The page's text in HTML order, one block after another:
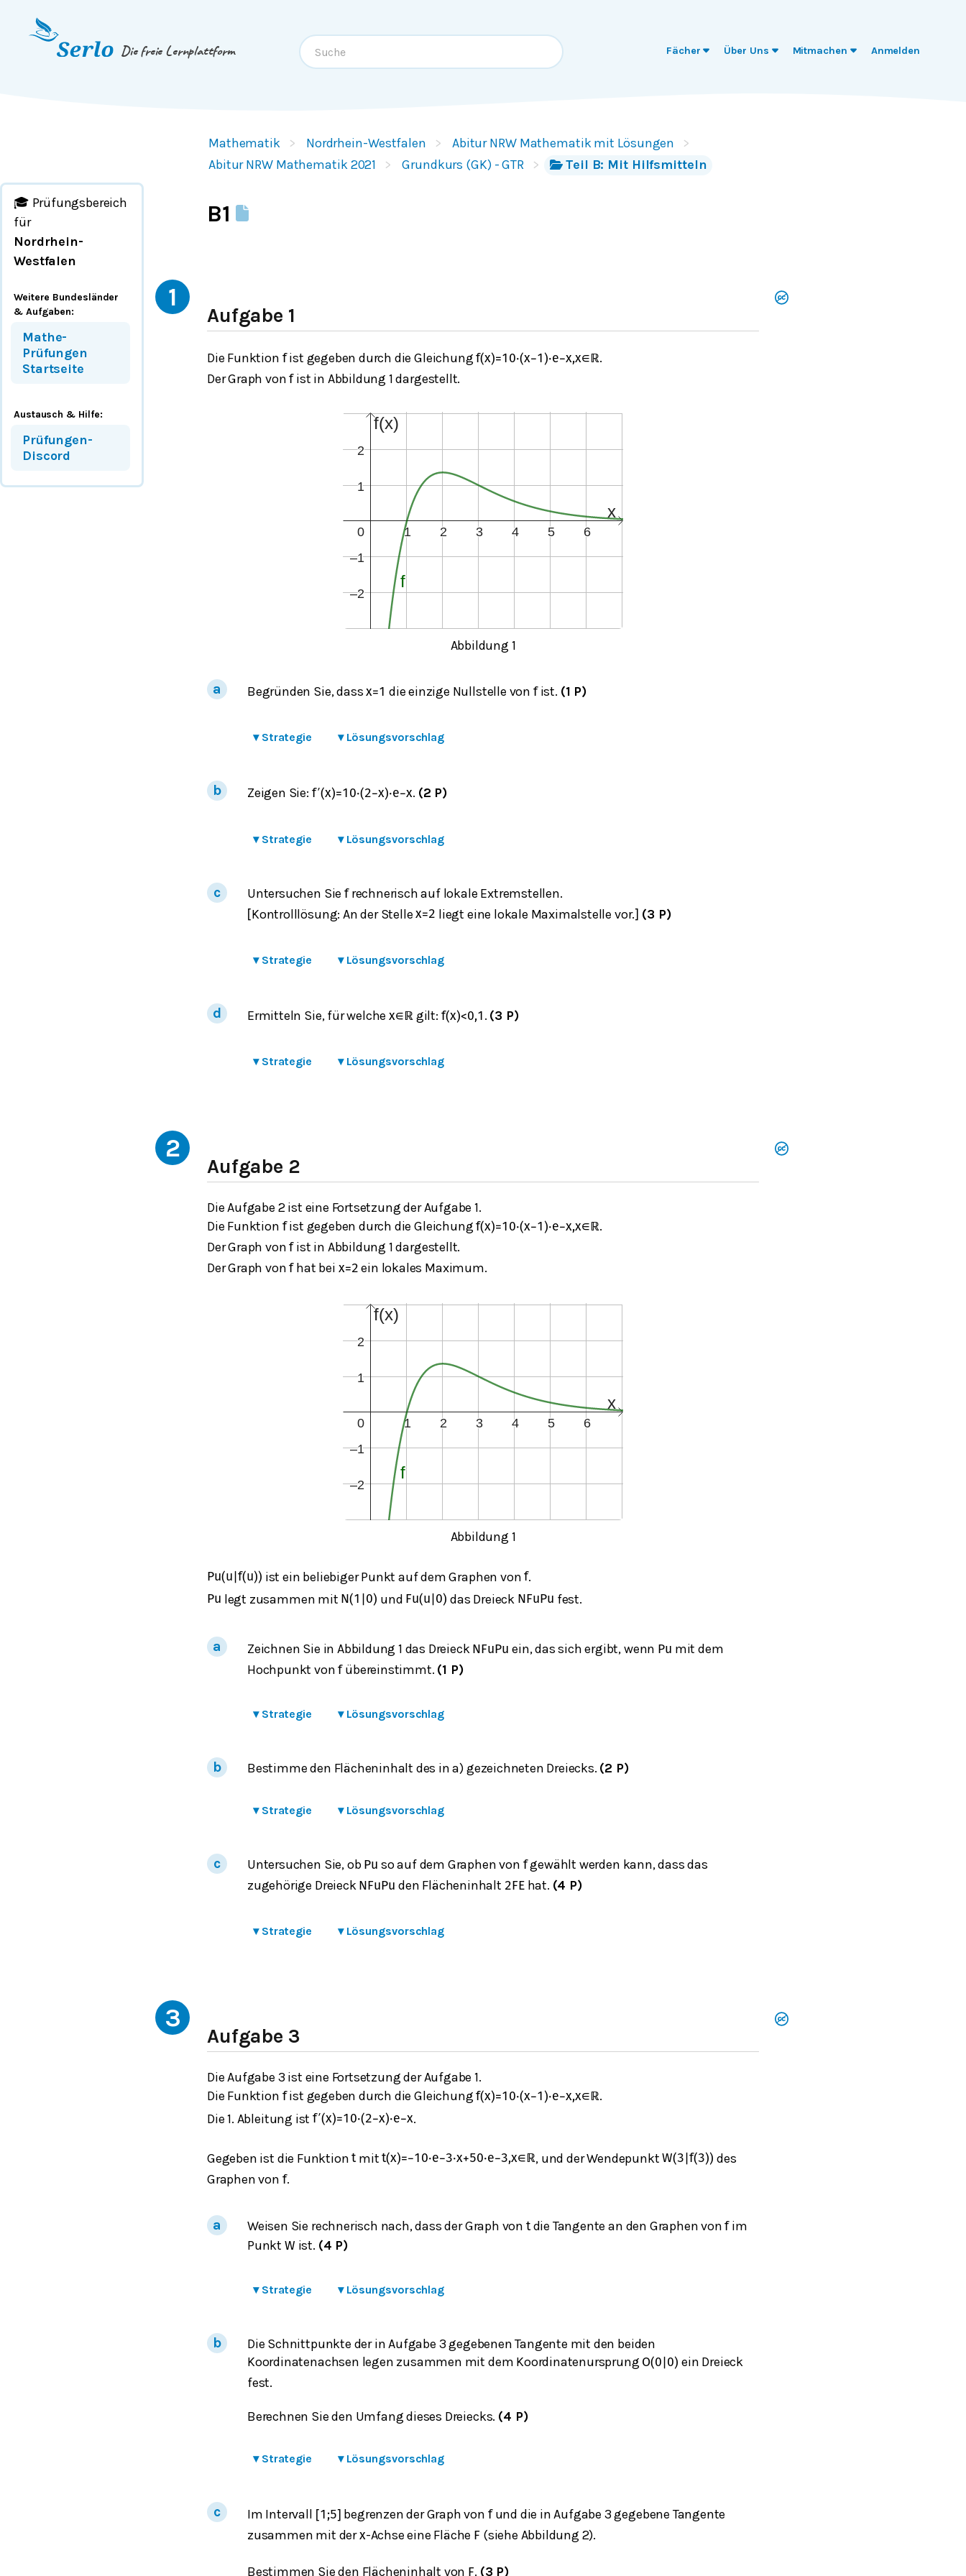
Springe zum
Die freie Lernplattform Fächer Über Uns Mitmachen Anmelden
Mathematik Nordrhein-Westfalen
Abitur NRW Mathematik mit Lösungen
Abitur NRW Mathematik 2021
Grundkurs (GK) - GTR Teil B: Mit Hilfsmitteln
B1
🎓 Prüfungsbereich
für
Nordrhein-
Westfalen
Weitere Bundesländer
& Aufgaben:
Mathe-
Prüfungen
Startseite
Austausch & Hilfe:
Prüfungen-
Discord
1
Aufgabe 1
Die Funktion fist gegeben durch die Gleichungf(x)=10⋅(x−1 )⋅e−x,x∈ ℝ.
Der Graph vonfist in Abbildung 1 dargestellt.
Abbildung 1
Begründen Sie, dassx=1 die einzige Nullstelle von fist. (1 P)
▾ Strategie ▾ Lösungsvorschlag
Zeigen Sie: f′(x)=10⋅(2−x)⋅e−x. (2 P)
▾ Strategie ▾ Lösungsvorschlag
Untersuchen Sie frechnerisch auf lokale Extremstellen.
[Kontrolllösung: An der Stellex=2 liegt eine lokale Maximalstelle vor.] (3 P)
▾ Strategie ▾ Lösungsvorschlag
Ermitteln Sie, für welchex∈ ℝ gilt: f(x)<0,1 . (3 P)
▾ Strategie ▾ Lösungsvorschlag
2
Aufgabe 2
Die Aufgabe 2 ist eine Fortsetzung der Aufgabe 1.
Die Funktion fist gegeben durch die Gleichung f(x)=10⋅(x−1 )⋅e−x,x∈ ℝ.
Der Graph von f ist in Abbildung 1 dargestellt.
Der Graph vonfhat bei x=2 ein lokales Maximum.
Abbildung 1
Pu(u f(u)) ist ein beliebiger Punkt auf dem Graphen vonf.
Pu legt zusammen mit N(1 0) und Fu(u 0) das Dreieck N Fu Pu fest.
Zeichnen Sie in Abbildung 1 das Dreieck N Fu Pu ein, das sich ergibt, wenn Pu mit dem
Hochpunkt vonfübereinstimmt. (1 P)
▾ Strategie ▾ Lösungsvorschlag
Bestimme den Flächeninhalt des in a) gezeichneten Dreiecks. (2 P)
▾ Strategie ▾ Lösungsvorschlag
Untersuchen Sie, ob Pu so auf dem Graphen von fgewählt werden kann, dass das
zugehörige Dreieck N Fu Pu den Flächeninhalt 2 FEhat. (4 P)
▾ Strategie ▾ Lösungsvorschlag
3
Aufgabe 3
Die Aufgabe 3 ist eine Fortsetzung der Aufgabe 1.
Die Funktion f ist gegeben durch die Gleichung f(x)=10⋅(x−1 )⋅e−x,x∈ ℝ.
Die 1. Ableitung ist f′(x)=10⋅(2−x)⋅e−x.
Gegeben ist die Funktiontmitt(x)=−10⋅e−3⋅x+50⋅e−3,x∈ ℝ, und der WendepunktW(3 |f(3)) des
Graphen von f.
Weisen Sie rechnerisch nach, dass der Graph von tdie Tangente an den Graphen vonfim
Punkt W ist. (4 P)
▾ Strategie ▾ Lösungsvorschlag
Die Schnittpunkte der in Aufgabe 3 gegebenen Tangente mit den beiden
Koordinatenachsen legen zusammen mit dem Koordinatenursprung O(0 0) ein Dreieck
fest.
Berechnen Sie den Umfang dieses Dreiecks. (4 P)
▾ Strategie ▾ Lösungsvorschlag
Im Intervall [1 ;5] begrenzen der Graph von fund die in Aufgabe 3 gegebene Tangente
zusammen mit derx-Achse eine Fläche F (siehe Abbildung 2).
Bestimmen Sie den Flächeninhalt von F. (3 P)